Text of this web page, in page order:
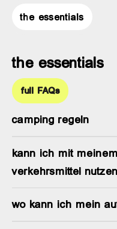
the essentials
the essentials
full FAQs
camping regeln
kann ich mit
verkehrsmittel
wo kann ich mein